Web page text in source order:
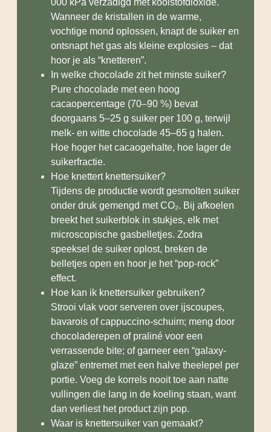
000 kPa verzadigd met koolstofdioxide.
Wanneer de kristallen in de warme,
vochtige mond oplossen, knapt de suiker en
ontsnapt het gas als kleine explosies – dat
hoor je als “knetteren”.
In welke chocolade zit het minste suiker?
Pure chocolade met een hoog
cacaopercentage (70–90 %) bevat
doorgaans 5–25 g suiker per 100 g, terwijl
melk- en witte chocolade 45–65 g halen.
Hoe hoger het cacaogehalte, hoe lager de
suikerfractie.
Hoe knettert knettersuiker?
Tijdens de productie wordt gesmolten suiker
onder druk gemengd met CO₂. Bij afkoelen
breekt het suikerblok in stukjes, elk met
microscopische gasbelletjes. Zodra
speeksel de suiker oplost, breken de
belletjes open en hoor je het “pop-rock”
effect.
Hoe kan ik knettersuiker gebruiken?
Strooi vlak voor serveren over ijscoupes,
bavarois of cappuccino-schuim; meng door
chocoladerepen of praliné voor een
verrassende bite; of garneer een “galaxy-
glaze” entremet met een halve theelepel per
portie. Voeg de korrels nooit toe aan natte
vullingen die lang in de koeling staan, want
dan verliest het product zijn pop.
Waar is knettersuiker van gemaakt?